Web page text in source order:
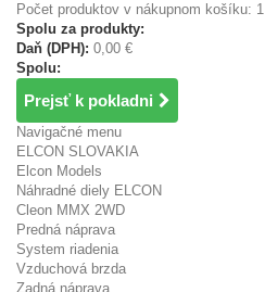
Počet produktov v nákupnom košíku: 1
Spolu za produkty:
Daň (DPH): 0,00 €
Spolu:
Prejsť k pokladni
Navigačné menu
ELCON SLOVAKIA
Elcon Models
Náhradné diely ELCON
Cleon MMX 2WD
Predná náprava
System riadenia
Vzduchová brzda
Zadná náprava